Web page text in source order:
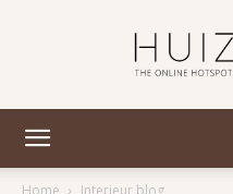
Home
Interieur blog